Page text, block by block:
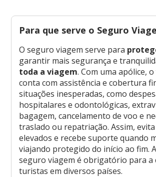
Para que serve o Seguro
O seguro viagem serve para
garantir mais segurança e
toda a viagem. Com uma apólice,
conta com assistência e cobertura
situações inesperadas, como
hospitalares e odontológicas,
bagagem, cancelamento de voo e
traslado ou repatriação. Assim,
elevados e recebe suporte quando
viajando protegido do início ao fim.
seguro viagem é obrigatório para a
turistas em diversos países.